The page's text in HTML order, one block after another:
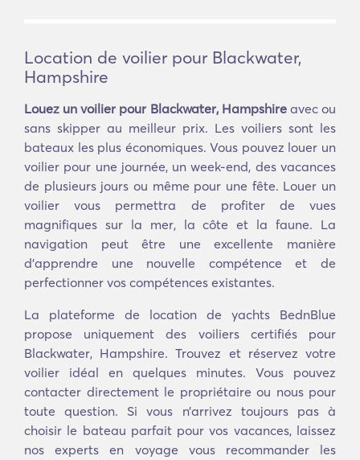
Location de voilier pour Blackwater,
Hampshire
Louez un voilier pour Blackwater, Hampshireavec ou
sans skipper au meilleur prix. Les voiliers sont les
bateaux les plus économiques. Vous pouvez louer un
voilier pour une journée, un week-end, des vacances
de plusieurs jours ou même pour une fête. Louer un
voilier vous permettra de profiter de vues
magnifiques sur la mer, la côte et la faune. La
navigation peut être une excellente manière
d'apprendre une nouvelle compétence et de
perfectionner vos compétences existantes.
La plateforme de location de yachts BednBlue
propose uniquement des voiliers certifiés pour
Blackwater, Hampshire. Trouvez et réservez votre
voilier idéal en quelques minutes. Vous pouvez
contacter directement le propriétaire ou nous pour
toute question. Si vous n’arrivez toujours pas à
choisir le bateau parfait pour vos vacances, laissez
nos experts en voyage vous recommander les